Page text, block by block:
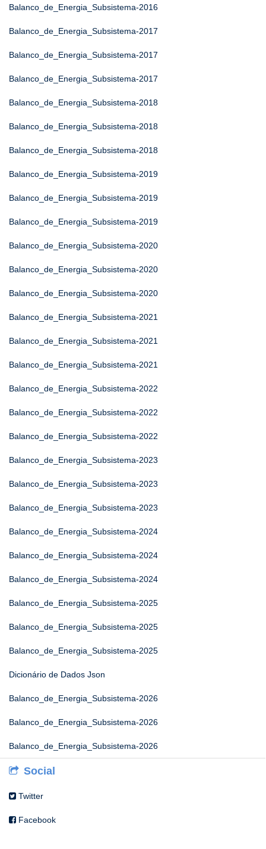
Balanco_de_Energia_Subsistema-2016
Balanco_de_Energia_Subsistema-2017
Balanco_de_Energia_Subsistema-2017
Balanco_de_Energia_Subsistema-2017
Balanco_de_Energia_Subsistema-2018
Balanco_de_Energia_Subsistema-2018
Balanco_de_Energia_Subsistema-2018
Balanco_de_Energia_Subsistema-2019
Balanco_de_Energia_Subsistema-2019
Balanco_de_Energia_Subsistema-2019
Balanco_de_Energia_Subsistema-2020
Balanco_de_Energia_Subsistema-2020
Balanco_de_Energia_Subsistema-2020
Balanco_de_Energia_Subsistema-2021
Balanco_de_Energia_Subsistema-2021
Balanco_de_Energia_Subsistema-2021
Balanco_de_Energia_Subsistema-2022
Balanco_de_Energia_Subsistema-2022
Balanco_de_Energia_Subsistema-2022
Balanco_de_Energia_Subsistema-2023
Balanco_de_Energia_Subsistema-2023
Balanco_de_Energia_Subsistema-2023
Balanco_de_Energia_Subsistema-2024
Balanco_de_Energia_Subsistema-2024
Balanco_de_Energia_Subsistema-2024
Balanco_de_Energia_Subsistema-2025
Balanco_de_Energia_Subsistema-2025
Balanco_de_Energia_Subsistema-2025
Dicionário de Dados Json
Balanco_de_Energia_Subsistema-2026
Balanco_de_Energia_Subsistema-2026
Balanco_de_Energia_Subsistema-2026
Social
Twitter
Facebook